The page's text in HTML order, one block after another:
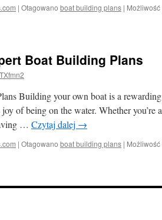
| Otagowano boat building plans | Możliwość
Boat Building Plans
Building your own boat is a rewarding
of being on the water. Whether you’re a
… Czytaj dalej →
| Otagowano boat building plans | Możliwość